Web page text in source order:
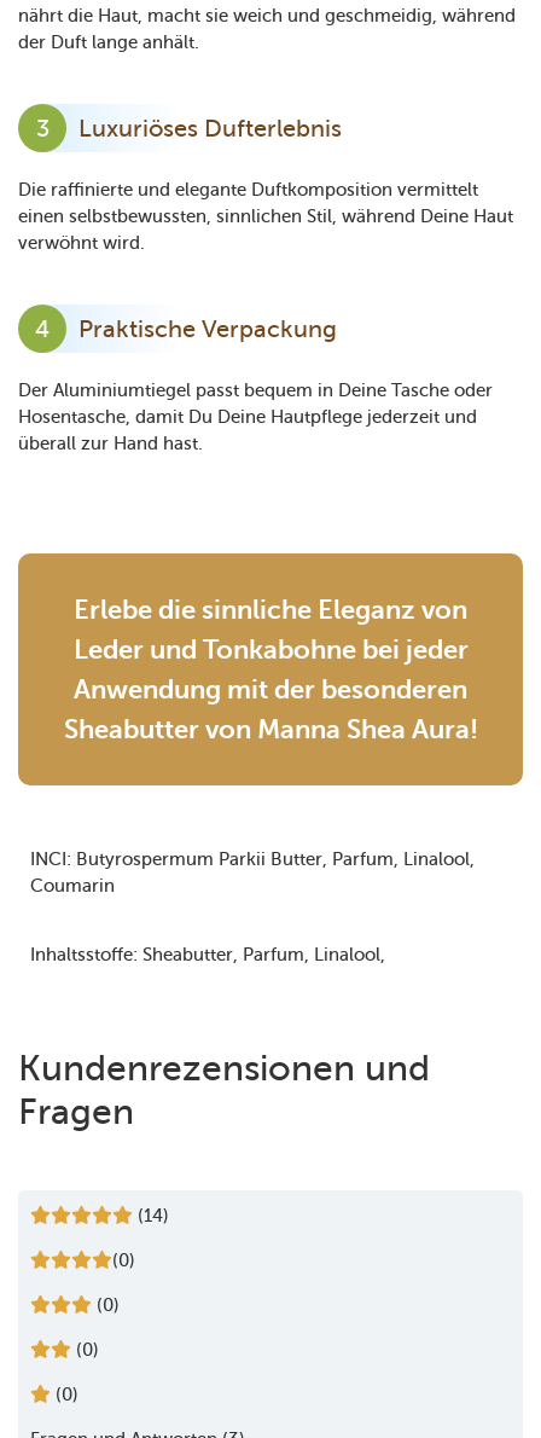
nährt die Haut, macht sie weich und geschmeidig, während
der Duft lange anhält.
Luxuriöses Dufterlebnis
Die raffinierte und elegante Duftkomposition vermittelt
einen selbstbewussten, sinnlichen Stil, während Deine Haut
verwöhnt wird.
Praktische Verpackung
Der Aluminiumtiegel passt bequem in Deine Tasche oder
Hosentasche, damit Du Deine Hautpflege jederzeit und
überall zur Hand hast.
Erlebe die sinnliche Eleganz von
Leder und Tonkabohne bei jeder
Anwendung mit der besonderen
Sheabutter von Manna Shea Aura!
INCI: Butyrospermum Parkii Butter Parfum Linalool
Coumarin
Inhaltsstoffe: Sheabutter Parfum Linalool
Kundenrezensionen und
Fragen
(14)
(0)
(0)
(0)
(0)